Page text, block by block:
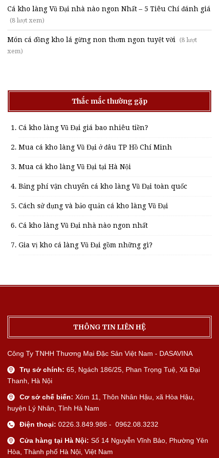
Cá kho làng Vũ Đại nhà nào ngon Nhất – 5 Tiêu Chí đánh giá
(8 lượt xem)
Món cá đồng kho lá gừng non thơm ngon tuyệt vời (8 lượt
xem)
Thắc mắc thường gặp
Cá kho làng Vũ Đại giá bao nhiêu tiền?
Mua cá kho làng Vũ Đại ở đâu TP Hồ Chí Minh
Mua cá kho làng Vũ Đại tại Hà Nội
Bảng phí vận chuyển cá kho làng Vũ Đại toàn quốc
Cách sử dụng và bảo quản cá kho làng Vũ Đại
Cá kho làng Vũ Đại nhà nào ngon nhất
Gia vị kho cá làng Vũ Đại gồm những gì?
THÔNG TIN LIÊN HỆ
Công Ty TNHH Thương Mại Đặc Sản Việt Nam - DASAVINA
Trụ sở chính: 65, Ngách 186/25, Phan Trọng Tuệ, Xã Đại
Thanh, Hà Nội
Cơ sở chế biến: Xóm 11, Thôn Nhân Hậu, xã Hòa Hậu,
huyện Lý Nhân, Tỉnh Hà Nam
Điện thoại: 0226.3.849.986 - 0962.08.3232
Cửa hàng tại Hà Nội: Số 14 Nguyễn Vĩnh Bảo, Phường Yên
Hòa, Thành phố Hà Nội, Việt Nam